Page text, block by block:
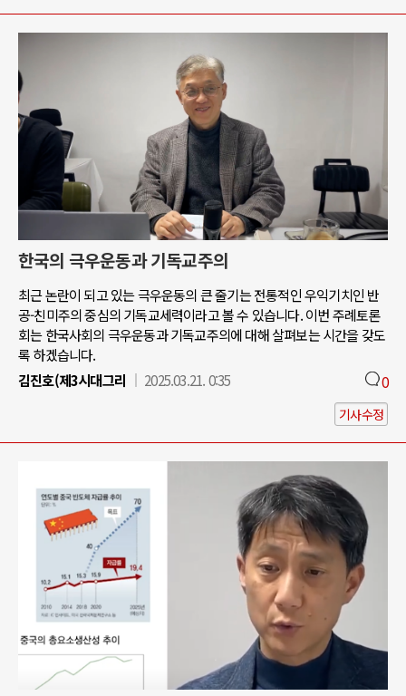
한국의 극우운동과 기독교주의
최근 논란이 되고 있는 극우운동의 큰 줄기는 전통적인 우익기치인 반
공-친미주의 중심의 기독교세력이라고 볼 수 있습니다. 이번 주례토론
회는 한국사회의 극우운동과 기독교주의에 대해 살펴보는 시간을 갖도
록 하겠습니다.
김진호(제3시대그리
2025.03.21. 0:35 0
기사수정